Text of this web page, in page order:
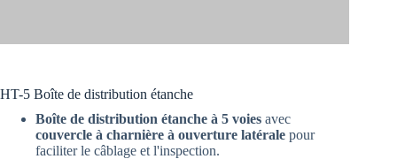
HT-5 Boîte de distribution étanche
Boîte de distribution étanche à 5 voies avec
couvercle à charnière à ouverture latérale pour
faciliter le câblage et l'inspection.